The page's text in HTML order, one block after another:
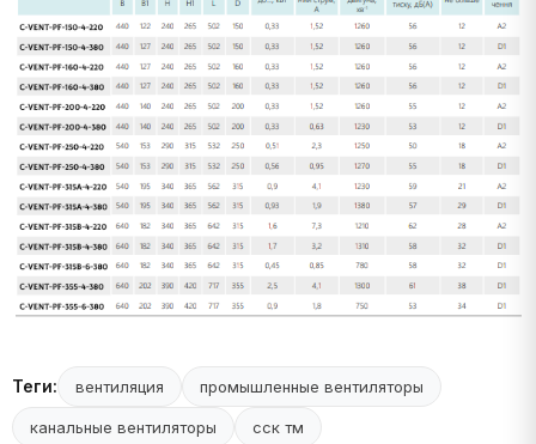
Теги: вентиляция промышленные вентиляторы
канальные вентиляторы сск тм